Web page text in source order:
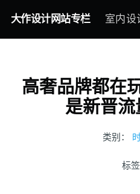
大作设计网站专栏 室内设
高奢品牌都在
是新晋流
类别：
标签